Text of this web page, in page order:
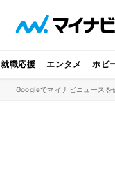
就職応援 エンタメ ホビ
Googleでマイナビニュースを